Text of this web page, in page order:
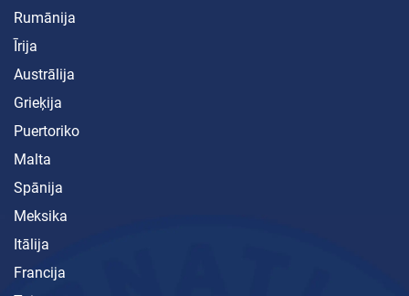
Rumānija
Īrija
Austrālija
Grieķija
Puertoriko
Malta
Spānija
Meksika
Itālija
Francija